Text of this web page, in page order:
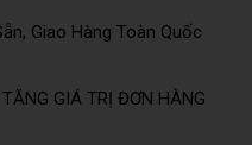
Giao Hàng Toàn Quốc
GIÁ TRỊ ĐƠN HÀNG